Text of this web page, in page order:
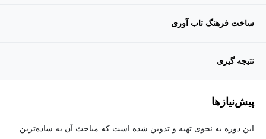
ساخت فرهنگ تاب آوری
نتیجه گیری
پیش‌نیاز‌ها
این دوره به نحوی تهیه و تدوین شده است که مباحث آن به ساده‌ترین